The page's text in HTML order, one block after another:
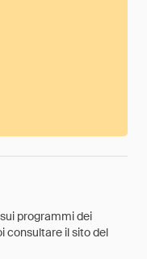
programmi dei
consultare il sito del